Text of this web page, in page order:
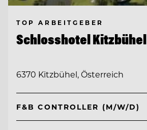
TOP ARBEITGEBER
Schlosshotel Kitzbühel
6370 Kitzbühel, Österreich
F&B CONTROLLER (M/W/D)